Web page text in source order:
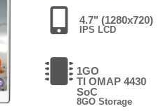
4.7" (1280x720)
IPS LCD
1GO
TI OMAP 4430
SoC
8GO Storage